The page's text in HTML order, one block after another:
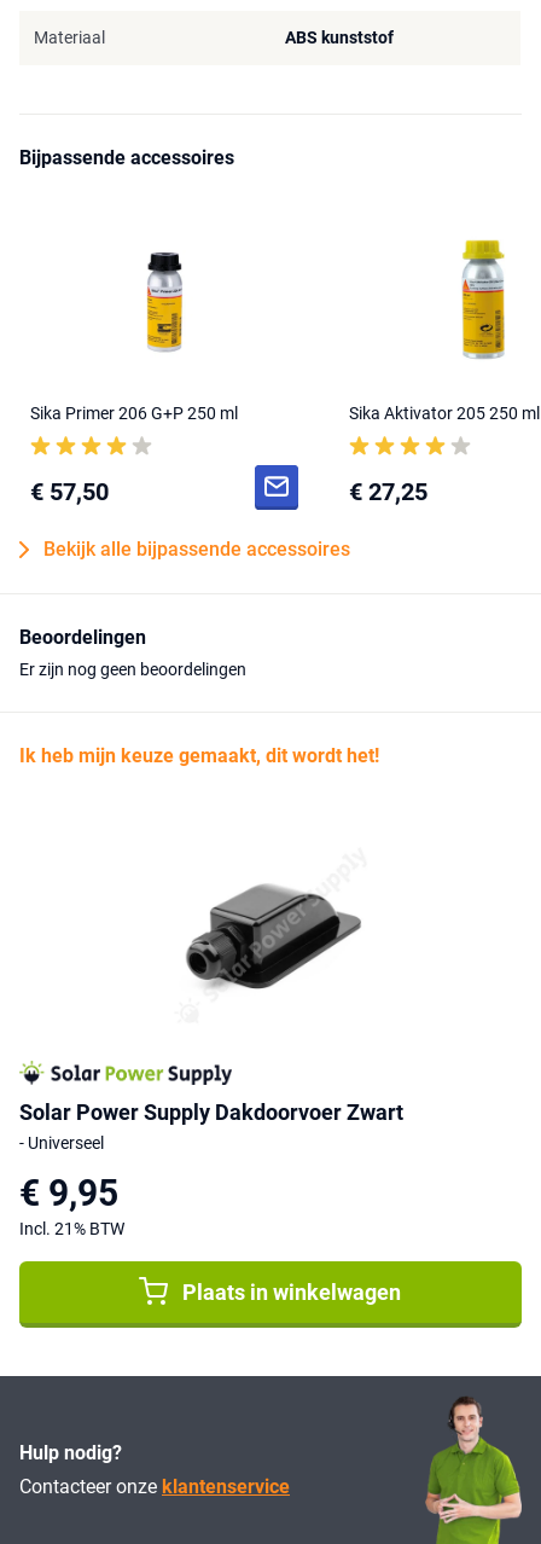
Materiaal ABS kunststof
Bijpassende accessoires
Sika Primer 206 G+P 250 ml
€ 57,50
Sika Aktivator 205 250 ml
€ 27,25
Bekijk alle bijpassende accessoires
Beoordelingen
Er zijn nog geen beoordelingen
Ik heb mijn keuze gemaakt, dit wordt het!
Solar Power Supply Dakdoorvoer Zwart
- Universeel
€ 9,95
Incl. 21% BTW
Plaats in winkelwagen
Hulp nodig?
Contacteer onze klantenservice